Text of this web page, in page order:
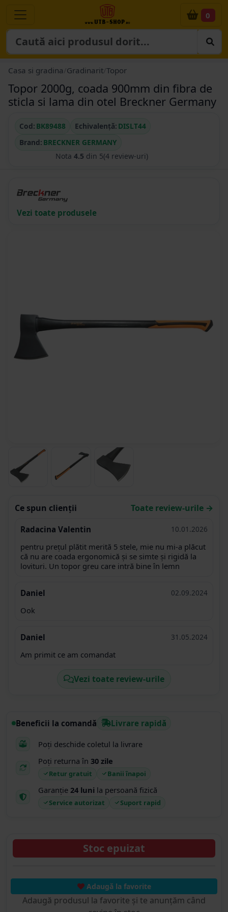
0
Casa si gradina Gradinarit Topor
Topor 2000g, coada 900mm din fibra de
sticla si lama din otel Breckner Germany
Cod: BK89488 Echivalență: DISLT44
Brand: BRECKNER GERMANY
Nota 4.5 din 5(4 review-uri)
Vezi toate produsele
Ce spun clienții Toate review-urile →
Radacina Valentin 10.01.2026
pentru prețul plătit merită 5 stele, mie nu mi-a plăcut
că nu are coada ergonomică și se simte și rigidă la
lovituri. Un topor greu care intră bine în lemn
Daniel 02.09.2024
Ook
Daniel 31.05.2024
Am primit ce am comandat
Vezi toate review-urile
Beneficii la comandă Livrare rapidă
Poți deschide coletul la livrare
Poți returna în 30 zile
Retur gratuit Banii înapoi
Garanție 24 luni la persoană fizică
Service autorizat Suport rapid
Stoc epuizat
Adaugă la favorite
Adaugă produsul la favorite și te anunțăm când